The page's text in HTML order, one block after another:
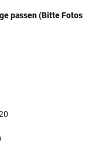
passen (Bitte Fotos